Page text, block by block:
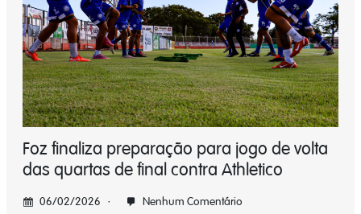
Foz finaliza preparação para jogo de volta
das quartas de final contra Athletico
06/02/2026 Nenhum Comentário